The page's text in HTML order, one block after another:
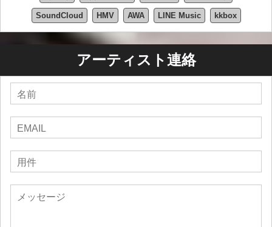
SoundCloud HMV AWA LINE Music kkbox
アーティスト連絡